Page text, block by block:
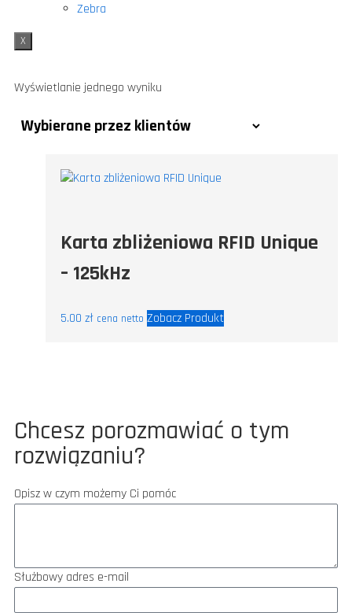
Zebra
X
Wyświetlanie jednego wyniku
Karta zbliżeniowa RFID Unique
– 125kHz
5.00 zł cena netto Zobacz Produkt
Chcesz porozmawiać o tym
rozwiązaniu?
Opisz w czym możemy Ci pomóc
Służbowy adres e-mail